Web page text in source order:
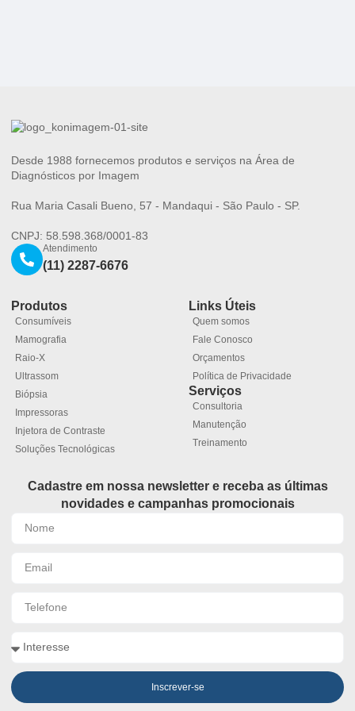
Desde 1988 fornecemos produtos e serviços na Área de
Diagnósticos por Imagem
Rua Maria Casali Bueno, 57 - Mandaqui - São Paulo - SP.
CNPJ: 58.598.368/0001-83
Atendimento
(11) 2287-6676
Produtos
Consumíveis
Mamografia
Raio-X
Ultrassom
Biópsia
Impressoras
Injetora de Contraste
Soluções Tecnológicas
Links Úteis
Quem somos
Fale Conosco
Orçamentos
Política de Privacidade
Serviços
Consultoria
Manutenção
Treinamento
Cadastre em nossa newsletter e receba as últimas
novidades e campanhas promocionais
Inscrever-se